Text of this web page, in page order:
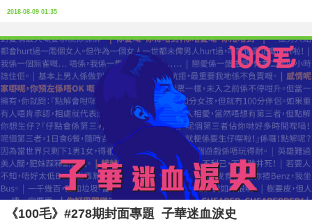
2018-08-09 01:35
《100毛》#278期封面專題 子華迷血淚史